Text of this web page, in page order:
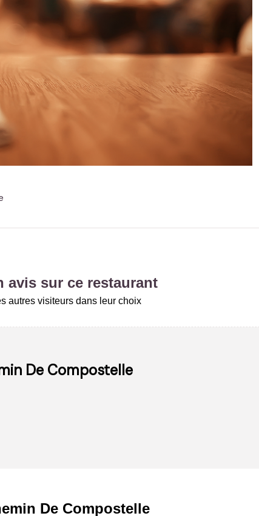
avis sur ce restaurant
autres visiteurs dans leur choix
De Compostelle
De Compostelle